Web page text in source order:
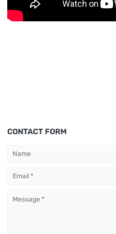
CONTACT FORM